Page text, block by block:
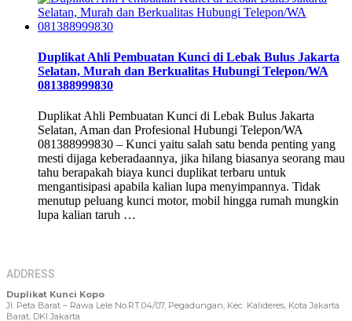
Duplikat Ahli Pembuatan Kunci di Lebak Bulus Jakarta
Selatan, Murah dan Berkualitas Hubungi Telepon/WA
081388999830
Duplikat Ahli Pembuatan Kunci di Lebak Bulus Jakarta
Selatan, Aman dan Profesional Hubungi Telepon/WA
081388999830 – Kunci yaitu salah satu benda penting yang
mesti dijaga keberadaannya, jika hilang biasanya seorang mau
tahu berapakah biaya kunci duplikat terbaru untuk
mengantisipasi apabila kalian lupa menyimpannya. Tidak
menutup peluang kunci motor, mobil hingga rumah mungkin
lupa kalian taruh …
ADDRESS
Duplikat Kunci Kopo
Jl. Peta Barat – Rawa Lele No.RT.04/07, Pegadungan, Kec. Kalideres, Kota Jakarta
Barat, DKI Jakarta